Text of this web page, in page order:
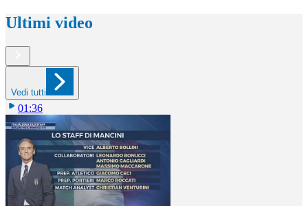
Ultimi video
Vedi tutti
01:36